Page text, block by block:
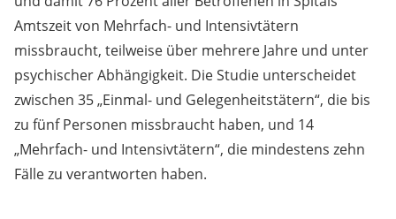
Amtszeit von Mehrfach- und Intensivtätern
missbraucht, teilweise über mehrere Jahre und unter
psychischer Abhängigkeit. Die Studie unterscheidet
zwischen 35 „Einmal- und Gelegenheitstätern“, die bis
zu fünf Personen missbraucht haben, und 14
„Mehrfach- und Intensivtätern“, die mindestens zehn
Fälle zu verantworten haben.